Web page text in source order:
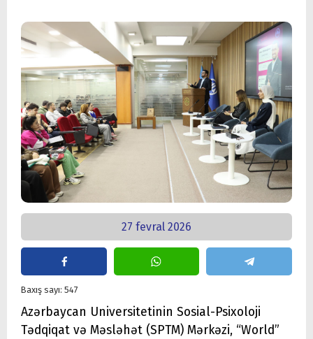
27 fevral 2026
Baxış sayı: 547
Azərbaycan Universitetinin Sosial-Psixoloji
Tədqiqat və Məsləhət (SPTM) Mərkəzi, “World”